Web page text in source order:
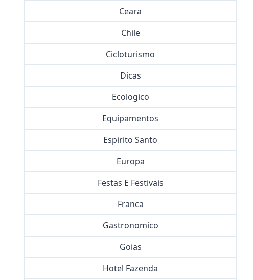
Ceara
Chile
Cicloturismo
Dicas
Ecologico
Equipamentos
Espirito Santo
Europa
Festas E Festivais
Franca
Gastronomico
Goias
Hotel Fazenda